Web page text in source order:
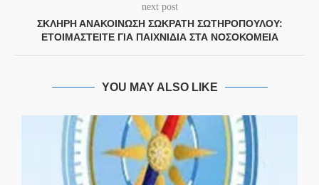
next post
ΣΚΛΗΡΉ ΑΝΑΚΟΊΝΩΣΗ ΣΩΚΡΆΤΗ ΣΩΤΗΡΟΠΟΥΛΟΥ:
ΕΤΟΙΜΑΣΤΕΊΤΕ ΓΙΑ ΠΑΙΧΝΊΔΙΑ ΣΤΑ ΝΟΣΟΚΟΜΕΊΑ
YOU MAY ALSO LIKE